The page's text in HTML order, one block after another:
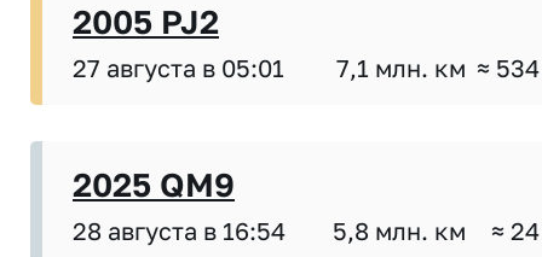
2005 PJ2
27 августа в 05:01 7,1 млн. км ≈
2025 QM9
28 августа в 16:54 5,8 млн. км ≈